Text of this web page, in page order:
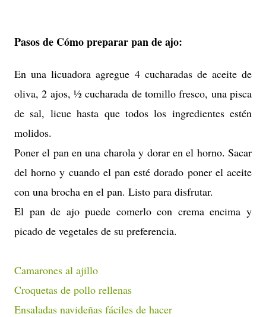
Pasos de Cómo preparar pan de ajo:
En una licuadora agregue 4 cucharadas de aceite de
oliva, 2 ajos, ½ cucharada de tomillo fresco, una pisca
de sal, licue hasta que todos los ingredientes estén
molidos.
Poner el pan en una charola y dorar en el horno. Sacar
del horno y cuando el pan esté dorado poner el aceite
con una brocha en el pan. Listo para disfrutar.
El pan de ajo puede comerlo con crema encima y
picado de vegetales de su preferencia.
Camarones al ajillo
Croquetas de pollo rellenas
Ensaladas navideñas fáciles de hacer